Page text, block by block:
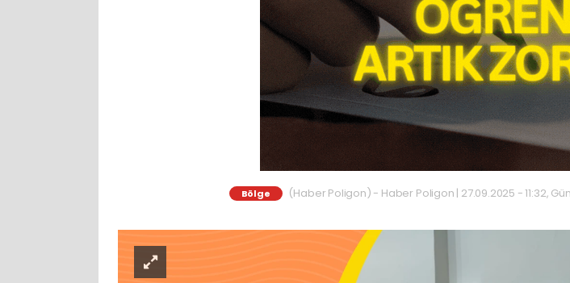
Bölge (Haber Poligon) - Haber Poligon | 27.09.2025 - 11:32,